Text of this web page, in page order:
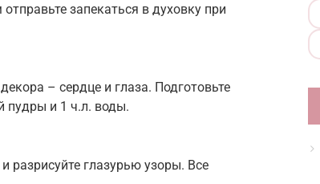
запекаться в духовку при
– сердце и глаза. Подготовьте
пудры и 1 ч.л. воды.
разрисуйте глазурью узоры. Все